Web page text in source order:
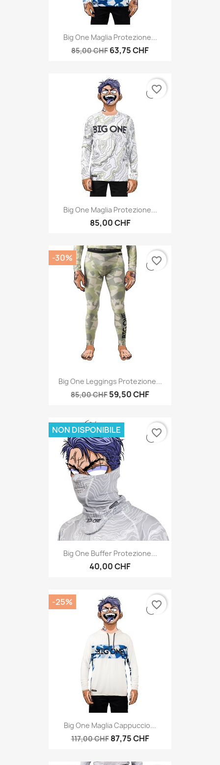
Big One Maglia Protezione...
85,00 CHF 63,75 CHF
Big One Maglia Protezione...
85,00 CHF
favorite_border
Big One Leggings Protezione...
85,00 CHF 59,50 CHF
-30% favorite_border
Big One Buffer Protezione...
40,00 CHF
NON DISPONIBILE favorite_border
Big One Maglia Cappuccio...
117,00 CHF 87,75 CHF
-25% favorite_border